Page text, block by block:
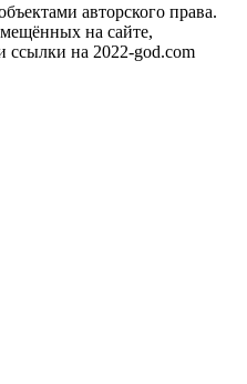
авторского права.
на сайте,
ссылки на 2022-god.com